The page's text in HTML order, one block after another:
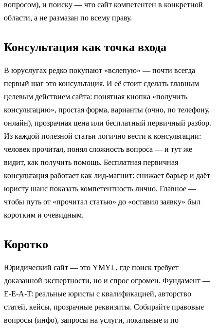
вопросом), и поиску — что сайт компетентен в конкретной
области, а не размазан по всему праву.
Консультация как точка входа
В юруслугах редко покупают «вслепую» — почти всегда
первый шаг это консультация. И её стоит сделать главным
целевым действием сайта: понятная кнопка «получить
консультацию», простая форма, варианты (очно, по телефону,
онлайн), прозрачная цена или бесплатный первичный разбор.
Из каждой полезной статьи логично вести к консультации:
человек прочитал, понял сложность вопроса — и тут же
видит, как получить помощь. Бесплатная первичная
консультация работает как лид-магнит: снижает барьер и даёт
юристу шанс показать компетентность лично. Главное —
чтобы путь от «прочитал статью» до «оставил заявку» был
коротким и очевидным.
Коротко
Юридический сайт — это YMYL, где поиск требует
доказанной экспертности, но и спрос огромен. Фундамент —
E-E-A-T: реальные юристы с квалификацией, авторство
статей, кейсы, прозрачные реквизиты. Собирайте правовые
вопросы (инфо), запросы на услуги, локальные и по